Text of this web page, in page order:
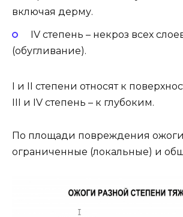
включая дерму.
IV степень – некроз всех
(обугливание).
I и II степени относят к
III и IV степень – к глубоким.
По площади повреждения
ограниченные (локальные) и